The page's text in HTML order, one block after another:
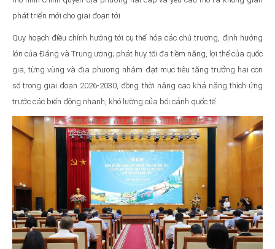
phát triển mới cho giai đoạn tới.
Quy hoạch điều chỉnh hướng tới cụ thể hóa các chủ trương, định hướng
lớn của Đảng và Trung ương; phát huy tối đa tiềm năng, lợi thế của quốc
gia, từng vùng và địa phương nhằm đạt mục tiêu tăng trưởng hai con
số trong giai đoạn 2026-2030, đồng thời nâng cao khả năng thích ứng
trước các biến động nhanh, khó lường của bối cảnh quốc tế.